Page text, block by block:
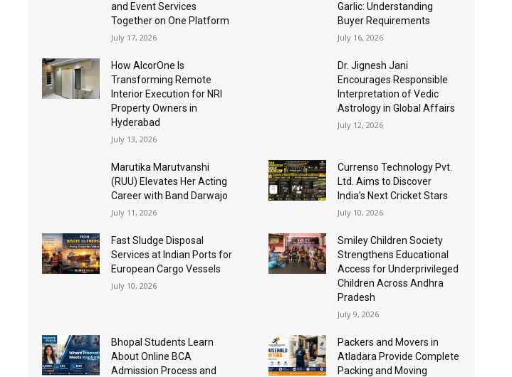
and Event Services
Together on One Platform
July 17, 2026
Garlic: Understanding
Buyer Requirements
July 16, 2026
How AlcorOne Is
Transforming Remote
Interior Execution for NRI
Property Owners in
Hyderabad
July 13, 2026
Dr. Jignesh Jani
Encourages Responsible
Interpretation of Vedic
Astrology in Global Affairs
July 12, 2026
Marutika Marutvanshi
(RUU) Elevates Her Acting
Career with Band Darwajo
July 11, 2026
Currenso Technology Pvt.
Ltd. Aims to Discover
India’s Next Cricket Stars
July 10, 2026
Fast Sludge Disposal
Services at Indian Ports for
European Cargo Vessels
July 10, 2026
Smiley Children Society
Strengthens Educational
Access for Underprivileged
Children Across Andhra
Pradesh
July 9, 2026
Bhopal Students Learn
About Online BCA
Admission Process and
Packers and Movers in
Atladara Provide Complete
Packing and Moving